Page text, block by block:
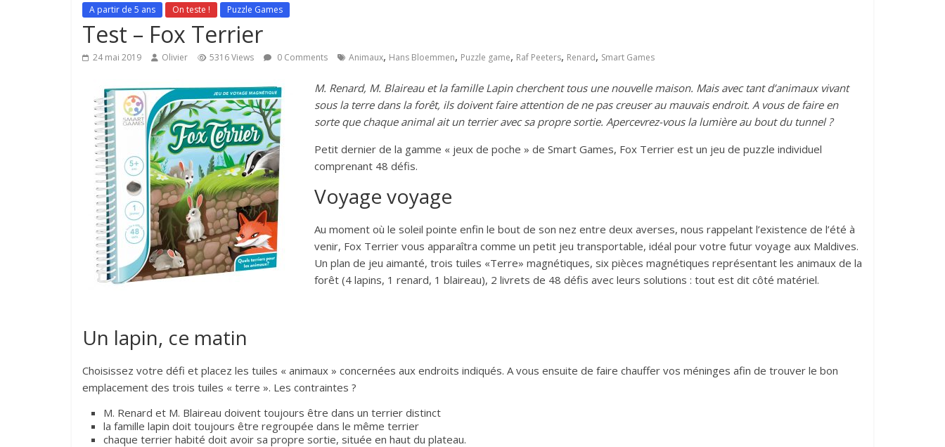
A partir de 5 ans On teste ! Puzzle Games
Test – Fox Terrier
24 mai 2019 Olivier 5316 Views 0 Comments Animaux, Hans Bloemmen, Puzzle game, Raf Peeters, Renard, Smart Games
M. Renard, M. Blaireau et la famille Lapin cherchent tous une nouvelle maison. Mais avec tant d’animaux vivant
sous la terre dans la forêt, ils doivent faire attention de ne pas creuser au mauvais endroit. A vous de faire en
sorte que chaque animal ait un terrier avec sa propre sortie. Apercevrez-vous la lumière au bout du tunnel ?
Petit dernier de la gamme « jeux de poche » de Smart Games, Fox Terrier est un jeu de puzzle individuel
comprenant 48 défis.
Voyage voyage
Au moment où le soleil pointe enfin le bout de son nez entre deux averses, nous rappelant l’existence de l’été à
venir, Fox Terrier vous apparaîtra comme un petit jeu transportable, idéal pour votre futur voyage aux Maldives.
Un plan de jeu aimanté, trois tuiles «Terre» magnétiques, six pièces magnétiques représentant les animaux de la
forêt (4 lapins, 1 renard, 1 blaireau), 2 livrets de 48 défis avec leurs solutions : tout est dit côté matériel.
Un lapin, ce matin
Choisissez votre défi et placez les tuiles « animaux » concernées aux endroits indiqués. A vous ensuite de faire chauffer vos méninges afin de trouver le bon
emplacement des trois tuiles « terre ». Les contraintes ?
M. Renard et M. Blaireau doivent toujours être dans un terrier distinct
la famille lapin doit toujours être regroupée dans le même terrier
chaque terrier habité doit avoir sa propre sortie, située en haut du plateau.